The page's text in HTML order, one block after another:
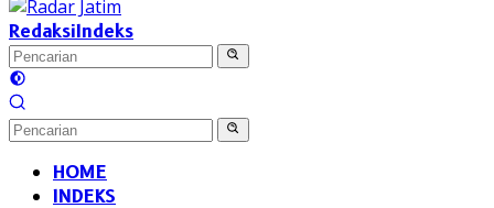
RedaksiIndeks
HOME
INDEKS